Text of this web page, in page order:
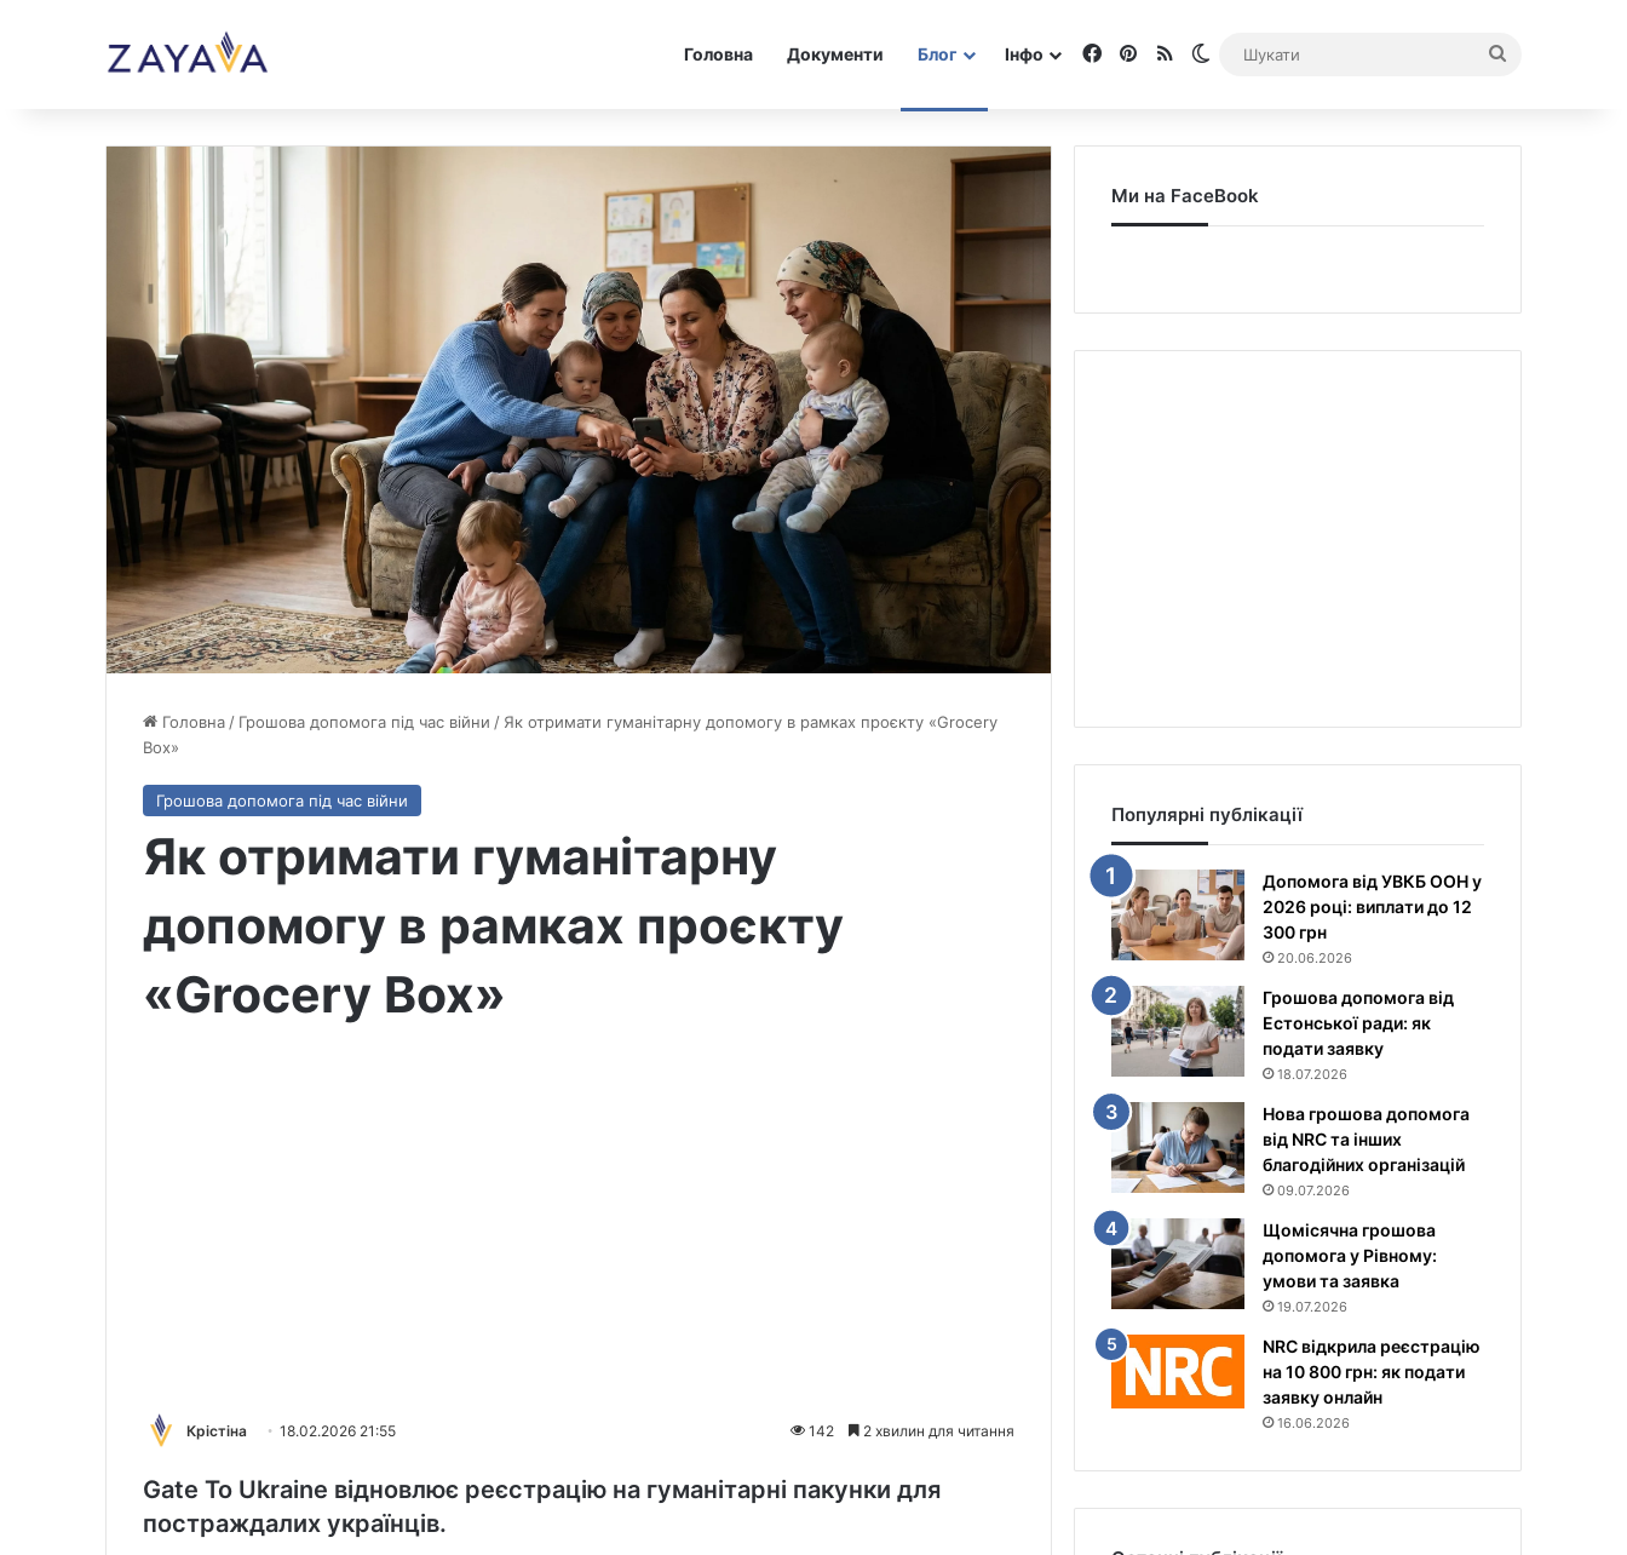
Головна Документи Блог Інфо Facebook
Pinterest
RSS Switch skin
Головна/ Грошова допомога під час війни / Як отримати гуманітарну допомогу в рамках проєкту «Grocery
Box»
Грошова допомога під час війни
Як отримати гуманітарну
допомогу в рамках проєкту
«Grocery Box»
Крістіна 18.02.2026 21:55 142 2 хвилин для читання
Gate To Ukraine відновлює реєстрацію на гуманітарні пакунки для
постраждалих українців.
Ми на FaceBook
Популярні публікації
Допомога від УВКБ ООН у
2026 році: виплати до 12
300 грн
20.06.2026
Грошова допомога від
Естонської ради: як
подати заявку
18.07.2026
Нова грошова допомога
від NRC та інших
благодійних організацій
09.07.2026
Щомісячна грошова
допомога у Рівному:
умови та заявка
19.07.2026
NRC відкрила реєстрацію
на 10 800 грн: як подати
заявку онлайн
16.06.2026